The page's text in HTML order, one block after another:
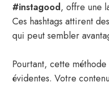
#instagood, offre une
Ces hashtags attirent
qui peut sembler
Pourtant, cette
évidentes. Votre